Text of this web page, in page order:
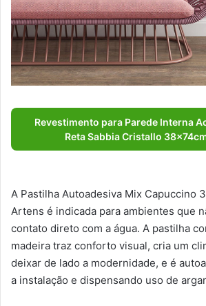
Revestimento para Parede Interna
Reta Sabbia Cristallo
A Pastilha Autoadesiva Mix Capuccino
Artens é indicada para ambientes que
contato direto com a água. A pastilha
madeira traz conforto visual, cria um
deixar de lado a modernidade, e é
a instalação e dispensando uso de